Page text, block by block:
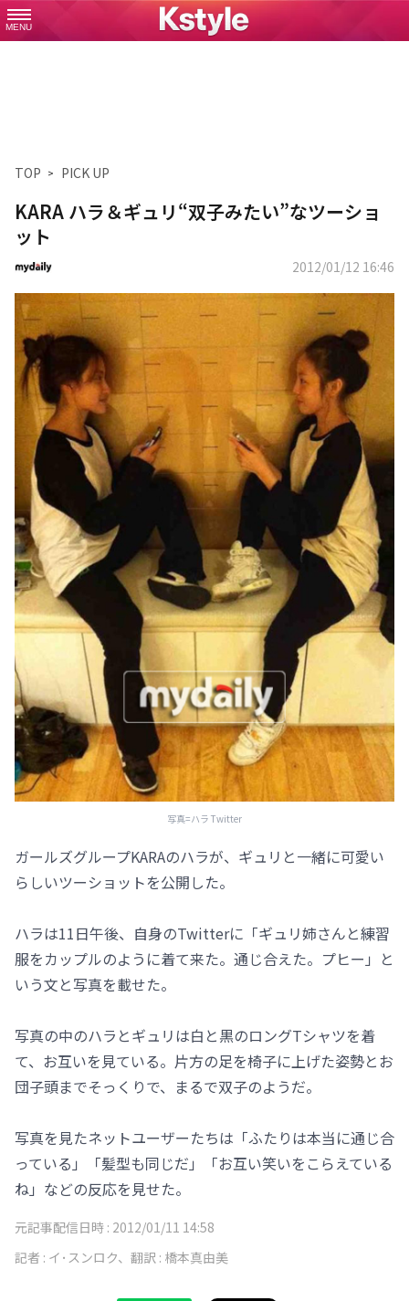
MENU
TOP PICK UP
KARA ハラ＆ギュリ“双子みたい”なツーショ
ット
2012/01/12 16:46
写真=ハラ Twitter
ガールズグループKARAのハラが、ギュリと一緒に可愛い
らしいツーショットを公開した。
ハラは11日午後、自身のTwitterに「ギュリ姉さんと練習
服をカップルのように着て来た。通じ合えた。プヒー」と
いう文と写真を載せた。
写真の中のハラとギュリは白と黒のロングTシャツを着
て、お互いを見ている。片方の足を椅子に上げた姿勢とお
団子頭までそっくりで、まるで双子のようだ。
写真を見たネットユーザーたちは「ふたりは本当に通じ合
っている」「髪型も同じだ」「お互い笑いをこらえている
ね」などの反応を見せた。
元記事配信日時 : 2012/01/11 14:58
記者 : イ･スンロク、翻訳 : 橋本真由美